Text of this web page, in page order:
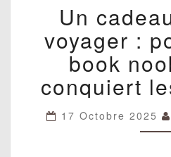
:
LE
Un
voyager :
book
conquiert
17 Octobre 2025